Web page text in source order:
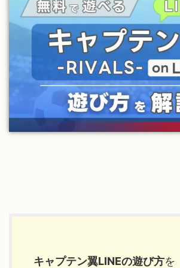
キャプテン翼LINEの遊び方を